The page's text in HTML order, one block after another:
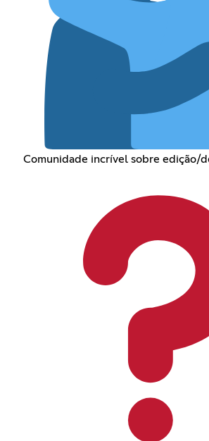
Comunidade incrível sobre edição/